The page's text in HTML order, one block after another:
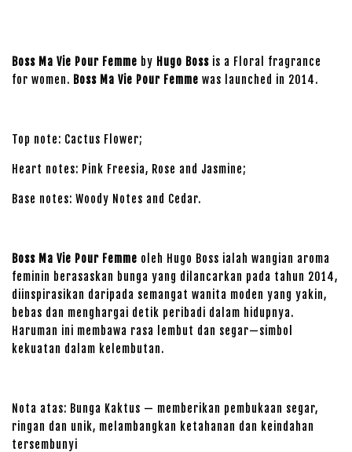
Boss Ma Vie Pour Femme by Hugo Boss is a Floral fragrance
for women. Boss Ma Vie Pour Femme was launched in 2014.
Top note: Cactus Flower;
Heart notes: Pink Freesia, Rose and Jasmine;
Base notes: Woody Notes and Cedar.
Boss Ma Vie Pour Femme oleh Hugo Boss ialah wangian aroma
feminin berasaskan bunga yang dilancarkan pada tahun 2014,
diinspirasikan daripada semangat wanita moden yang yakin,
bebas dan menghargai detik peribadi dalam hidupnya.
Haruman ini membawa rasa lembut dan segar—simbol
kekuatan dalam kelembutan.
Nota atas: Bunga Kaktus — memberikan pembukaan segar,
ringan dan unik, melambangkan ketahanan dan keindahan
tersembunyi